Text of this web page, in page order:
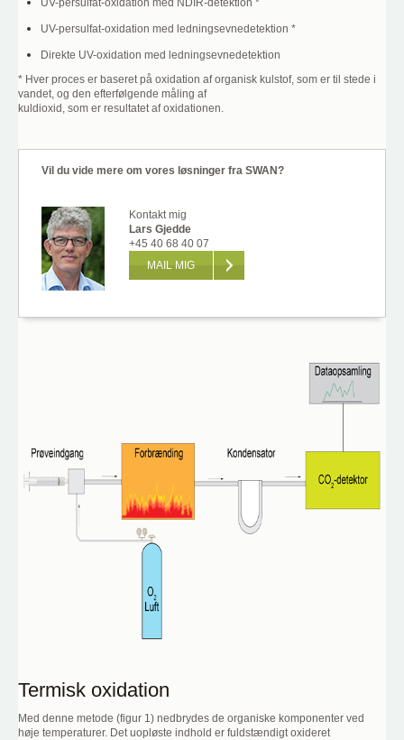
UV-persulfat-oxidation med NDIR-detektion *
UV-persulfat-oxidation med ledningsevnedetektion *
Direkte UV-oxidation med ledningsevnedetektion
* Hver proces er baseret på oxidation af organisk kulstof, som er til stede i
vandet, og den efterfølgende måling af
kuldioxid, som er resultatet af oxidationen.
Vil du vide mere om vores løsninger fra SWAN?
Kontakt mig
Lars Gjedde
+45 40 68 40 07
MAIL MIG
Termisk oxidation
Med denne metode (figur 1) nedbrydes de organiske komponenter ved
høje temperaturer. Det uopløste indhold er fuldstændigt oxideret